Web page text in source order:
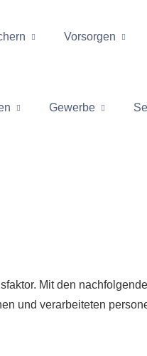
Vorsorgen
Gewerbe
Mit den
und verarbeiteten